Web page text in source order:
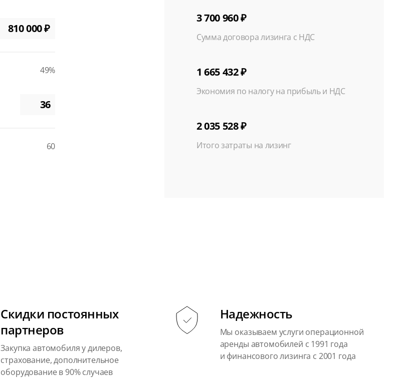
49%
60
3 700 960 ₽
Сумма договора лизинга с НДС
1 665 432 ₽
Экономия по налогу на прибыль и НДС
2 035 528 ₽
Итого затраты на лизинг
Скидки постоянных
партнеров
Закупка автомобиля у дилеров,
страхование, дополнительное
оборудование в 90% случаев
Надежность
Мы оказываем услуги операционной
аренды автомобилей с 1991 года
и финансового лизинга с 2001 года